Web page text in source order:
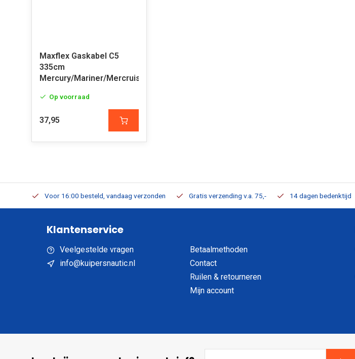
Maxflex Gaskabel C5
335cm
Mercury/Mariner/Mercruiser
Op voorraad
37,95
Voor 16:00 besteld, vandaag verzonden Gratis verzending v.a. 75,- 14 dagen bedenktijd
Klantenservice
Veelgestelde vragen
info@kuipersnautic.nl
Betaalmethoden
Contact
Ruilen & retourneren
Mijn account